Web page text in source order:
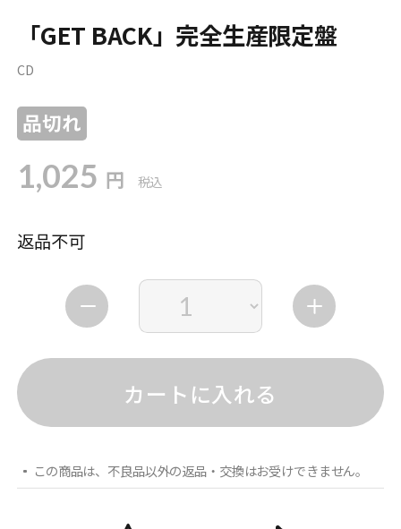
「GET BACK」完全生産限定盤
CD
品切れ
1,025 円 税込
返品不可
カートに入れる
この商品は、不良品以外の返品・交換はお受けできません。